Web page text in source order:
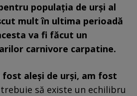
populaţia de urşi al
mult în ultima perioadă
va fi făcut un
carnivore carpatine.
aleşi de urşi, am fost
să existe un echilibru